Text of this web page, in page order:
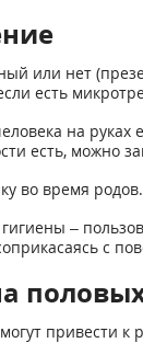
или нет
есть
на
есть, можно
во время родов.
–
с
привести